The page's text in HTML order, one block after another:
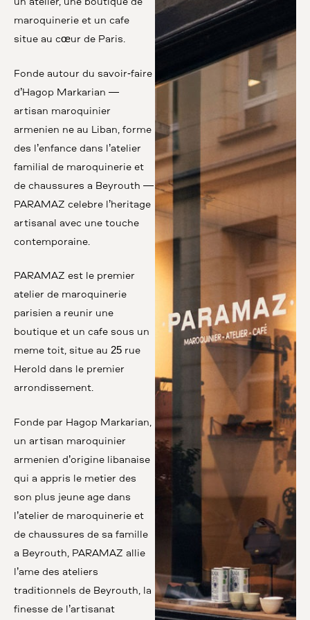
un atelier, une boutique de
maroquinerie et un café
situé au cœur de Paris.
Fondé autour du savoir-faire
d’Hagop Markarian —
artisan maroquinier
arménien né au Liban, formé
dès l’enfance dans l’atelier
familial de maroquinerie et
de chaussures à Beyrouth —
PARAMAZ célèbre l’héritage
artisanal avec une touche
contemporaine.
PARAMAZ est le premier
atelier de maroquinerie
parisien à réunir une
boutique et un café sous un
même toit, situé au 25 rue
Hérold dans le premier
arrondissement.
Fondé par Hagop Markarian,
un artisan maroquinier
arménien d’origine libanaise
qui a appris le métier dès
son plus jeune âge dans
l’atelier de maroquinerie et
de chaussures de sa famille
à Beyrouth, PARAMAZ allie
l’âme des ateliers
traditionnels de Beyrouth, la
finesse de l’artisanat